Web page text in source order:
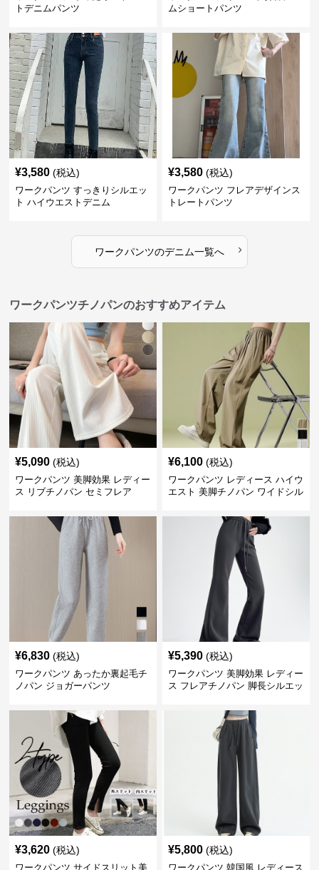
トデニムパンツ
ムショートパンツ
¥3,580 (税込)
ワークパンツ すっきりシルエッ
ト ハイウエストデニム
¥3,580 (税込)
ワークパンツ フレアデザインス
トレートパンツ
ワークパンツのデニム一覧へ ›
ワークパンツチノパンのおすすめアイテム
¥5,090 (税込)
ワークパンツ 美脚効果 レディー
ス リブチノパン セミフレア
¥6,100 (税込)
ワークパンツ レディース ハイウ
エスト 美脚チノパン ワイドシル
¥6,830 (税込)
ワークパンツ あったか裏起毛チ
ノパン ジョガーパンツ
¥5,390 (税込)
ワークパンツ 美脚効果 レディー
ス フレアチノパン 脚長シルエッ
¥3,620 (税込)
ワークパンツ サイドスリット美
¥5,800 (税込)
ワークパンツ 韓国風 レディース